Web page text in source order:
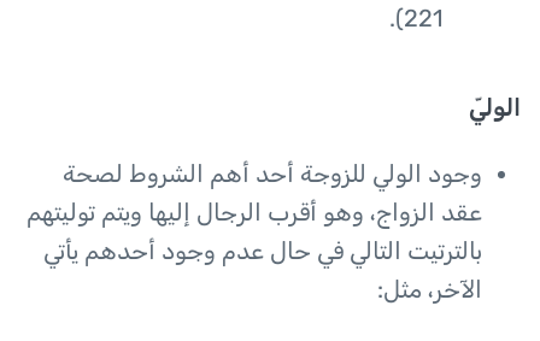
221).
الوليّ
وجود الولي للزوجة أحد أهم الشروط لصحة
عقد الزواج، وهو أقرب الرجال إليها ويتم توليتهم
بالترتيت التالي في حال عدم وجود أحدهم يأتي
الآخر، مثل: